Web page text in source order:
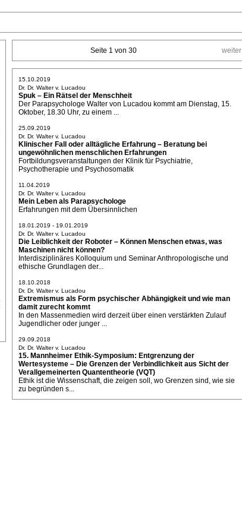
Seite 1 von 30 weiter
15.10.2019
Dr. Dr. Walter v. Lucadou
Spuk – Ein Rätsel der Menschheit
Der Parapsychologe Walter von Lucadou kommt am Dienstag, 15.
Oktober, 18.30 Uhr, zu einem ...
25.09.2019
Dr. Dr. Walter v. Lucadou
Klinischer Fall oder alltägliche Erfahrung – Beratung bei
ungewöhnlichen menschlichen Erfahrungen
Fortbildungsveranstaltungen der Klinik für Psychiatrie,
Psychotherapie und Psychosomatik
11.04.2019
Dr. Dr. Walter v. Lucadou
Mein Leben als Parapsychologe
Erfahrungen mit dem Übersinnlichen
18.01.2019 - 19.01.2019
Dr. Dr. Walter v. Lucadou
Die Leiblichkeit der Roboter – Können Menschen etwas, was
Maschinen nicht können?
Interdisziplinäres Kolloquium und Seminar Anthropologische und
ethische Grundlagen der...
18.10.2018
Dr. Dr. Walter v. Lucadou
Extremismus als Form psychischer Abhängigkeit und wie man
damit zurecht kommt
In den Massenmedien wird derzeit über einen verstärkten Zulauf
Jugendlicher oder junger ...
29.09.2018
Dr. Dr. Walter v. Lucadou
15. Mannheimer Ethik-Symposium: Entgrenzung der
Wertesysteme – Die Grenzen der Verbindlichkeit aus Sicht der
Verallgemeinerten Quantentheorie (VQT)
Ethik ist die Wissenschaft, die zeigen soll, wo Grenzen sind, wie sie
zu begründen s...